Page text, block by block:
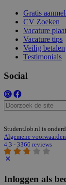
Gratis
CV Zoeken
Vacature
Vacature tips
Veilig betalen
Testimonials
Social
StudentJob.nl is
Algemene voorwaarden
4.3 - 3366 reviews
Inloggen als